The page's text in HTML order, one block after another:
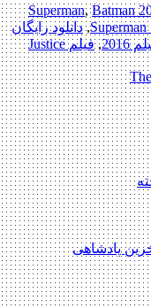
,Batman
,دانلود رایگان
,فیلم Justice